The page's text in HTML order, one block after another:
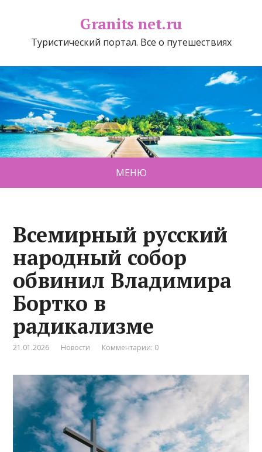
Granits net.ru
Туристический портал. Все о путешествиях
МЕНЮ
Всемирный русский
народный собор
обвинил Владимира
Бортко в
радикализме
21.01.2026 Новости Комментарии: 0